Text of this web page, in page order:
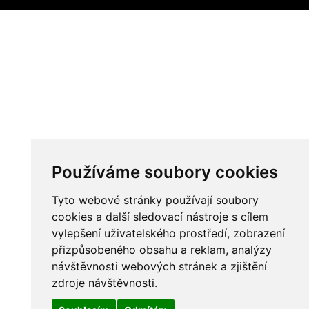
Používáme soubory cookies
Tyto webové stránky používají soubory
cookies a další sledovací nástroje s cílem
vylepšení uživatelského prostředí, zobrazení
přizpůsobeného obsahu a reklam, analýzy
návštěvnosti webových stránek a zjištění
zdroje návštěvnosti.